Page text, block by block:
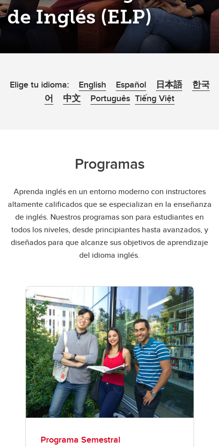
de Inglés (ELP)
Elige tu idioma: English Español 日本語
한국
어
中文 Português Tiếng Việt
Programas
Aprenda inglés en un entorno moderno con instructores
altamente calificados que se especializan en la enseñanza
de inglés. Nuestros programas son para estudiantes en
todos los niveles, desde principiantes hasta avanzados, y
diseñados para que alcanze sus objetivos de aprendizaje
del idioma inglés.
Programa Semestral